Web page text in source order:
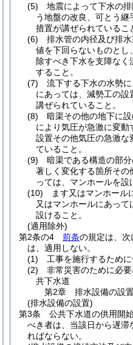
(5)
地震によって下水の
う地盤の改良、可とう
措置が講ぜられているこ
(6)
排水管の内径及び排
値を下回らないものと
除すべき下水を支障なく
すること。
(7)
流下する下水の水勢
にあっては、減勢工の
講ぜられていること。
(8)
暗渠その他の地下に
により気圧が急激に変
設置その他気圧の急激
ていること。
(9)
暗渠である構造の部
著しく変化する箇所その
っては、マンホールを設
(10)
ます又はマンホール
又はマンホールにあっ
設けること。
(適用除外)
第2条の4
前条の規定は、次
は、適用しない。
(1)
工事を施行するため
(2)
非常災害のために必
共下水道
第2章
排水設備の設
(排水設備の設置)
第3条
公共下水道の供用開
べき者は、当該日から遅滞
ればならない。